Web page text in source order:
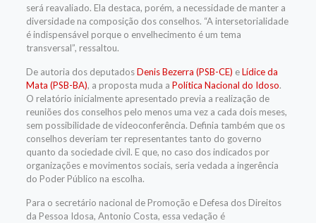
será reavaliado. Ela destaca, porém, a necessidade de manter a
diversidade na composição dos conselhos. “A intersetorialidade
é indispensável porque o envelhecimento é um tema
transversal”, ressaltou.
De autoria dos deputadosDenis Bezerra (PSB-CE) eLídice da
Mata (PSB-BA), a proposta muda a Política Nacional do Idoso.
O relatório inicialmente apresentado previa a realização de
reuniões dos conselhos pelo menos uma vez a cada dois meses,
sem possibilidade de videoconferência. Definia também que os
conselhos deveriam ter representantes tanto do governo
quanto da sociedade civil. E que, no caso dos indicados por
organizações e movimentos sociais, seria vedada a ingerência
do Poder Público na escolha.
Para o secretário nacional de Promoção e Defesa dos Direitos
da Pessoa Idosa, Antonio Costa, essa vedação é